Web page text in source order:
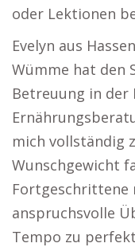
oder Lektionen
Evelyn aus
Wümme hat den
Betreuung in der
mich vollständig
Wunschgewicht
Fortgeschrittene
anspruchsvolle
Tempo zu